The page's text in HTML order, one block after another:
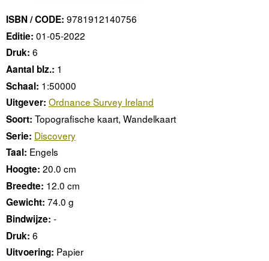
ISBN / CODE: 9781912140756
Editie: 01-05-2022
Druk: 6
Aantal blz.: 1
Schaal: 1:50000
Uitgever: Ordnance Survey Ireland
Soort: Topografische kaart, Wandelkaart
Serie: Discovery
Taal: Engels
Hoogte: 20.0 cm
Breedte: 12.0 cm
Gewicht: 74.0 g
Bindwijze: -
Druk: 6
Uitvoering: Papier